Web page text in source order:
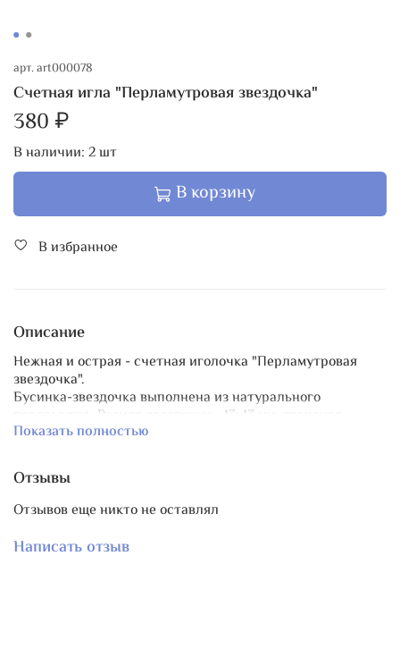
арт.art000078
Счетная игла "Перламутровая звездочка"
380 ₽
В наличии: 2шт
В корзину
В избранное
Описание
Нежная и острая - счетная иголочка "Перламутровая
звездочка".
Бусинка-звездочка выполнена из натурального
перламутра. Размер звездочки~ 13х13 мм, граненая
бусинка из натурального горного хрусталя d 5 мм. Бисер
Счетная игла собрана на базе острой и тонкой бисерной
иглы Regal №9.
Длина иглы с декором ~ 4 см.
Прекрасно сочетается с другими аксессуарами с
перламутром.
Показать полностью
Отзывы
Отзывов еще никто не оставлял
Написать отзыв